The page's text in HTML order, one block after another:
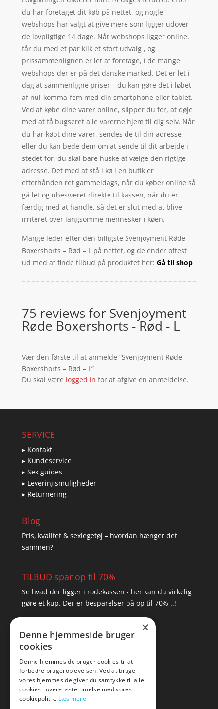
du har foretaget dit køb på nettet, og nogle
webshops har valgt at give mere som ligger udover
de lovpligtige 14 dage. Når webshops ligger online,
får du med et par klik et stort udvalg , og
prissammenlignen er let at foretage, i de mange
webshops der er på det danske marked. Det er let i
dag at sammenligne priser – du kan gøre det i løbet
af nul-komma-fem med din smartphone eller tablet.
Ved at købe dine varer online, slipper du for, at døje
med at få bugseret alle varerne hjem til dig selv. Når
du har købt dine varer, sendes de til din adresse,
eller du kan bede dem om at sende til dit arbejde i
stedet for, du skal bare huske at vælge den rigtige
adresse. Det med at stå i kø i en butik er
efterhånden ret gammeldags, når du køber online så
gå let og ubesværet direkte til kassen, når du er
færdig med at handle, så det er slut med at blive
irriteret over langsomme mennesker i køen.
Mange leder efter den billigste Svenjoyment Røde
Boxershorts – Rød – L på nettet, og de ender oftest
ud med at finde tilbud på produktet her: Gå til shop
75 reviews for Svenjoyment
Røde Boxershorts - Rød - L
Vær den første til at anmelde “Svenjoyment Røde
Boxershorts – Rød – L”
Du skal være logged in for at afgive en anmeldelse.
SERVICE
▸ Kontakt
▸ Kundeservice
▸ Sex guides
▸ Leveringsmuligheder
▸ Returnering
Blog
Pris, kvalitet & sexlegetøj – hvordan hænger det
sammen?
TILBUD spar op til 70%
Se hvad der ligger i rodekassen - her kan du virkelig
gøre et kup. Der er besparelser på op til 70% ..!
Tlf: 7876 8672
Mail: hej@amare.dk
×
Denne hjemmeside bruger
cookies
Denne hjemmeside bruger cookies til at
forbedre brugeroplevelsen. Ved at bruge
vores hjemmeside giver du samtykke til alle
cookies i overensstemmelse med vores
cookiepolitik. Læs mere